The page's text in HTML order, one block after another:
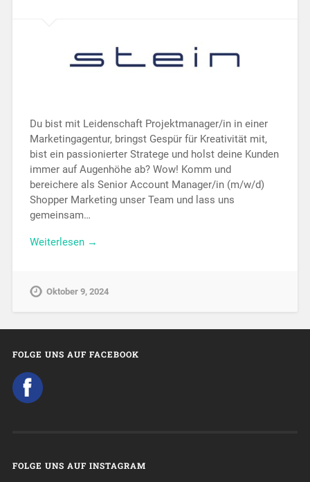
Du bist mit Leidenschaft Projektmanager/in in einer
Marketingagentur, bringst Gespür für Kreativität mit,
bist ein passionierter Stratege und holst deine Kunden
immer auf Augenhöhe ab? Wow! Komm und
bereichere als Senior Account Manager/in (m/w/d)
Shopper Marketing unser Team und lass uns
gemeinsam…
Weiterlesen →
Oktober 9, 2024
FOLGE UNS AUF FACEBOOK
FOLGE UNS AUF INSTAGRAM